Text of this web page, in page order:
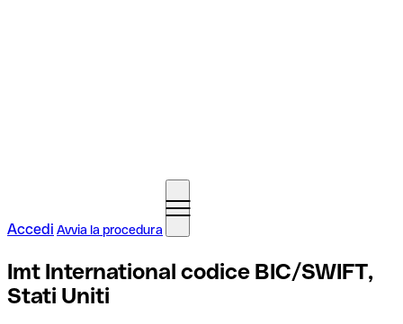
Accedi Avvia la procedura
Imt International codice BIC/SWIFT,
Stati Uniti